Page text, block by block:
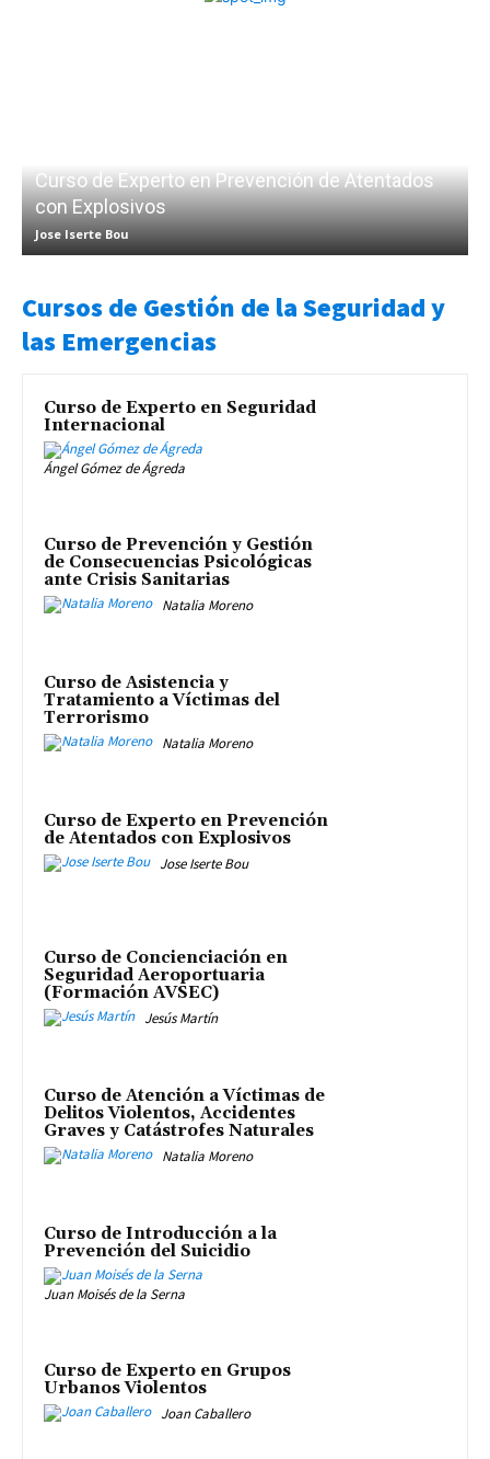
Curso de Experto en Prevención de Atentados
con Explosivos
Jose Iserte Bou
Cursos de Gestión de la Seguridad y
las Emergencias
Curso de Experto en Seguridad
Internacional
Ángel Gómez de Ágreda
Curso de Prevención y Gestión
de Consecuencias Psicológicas
ante Crisis Sanitarias
Natalia Moreno
Curso de Asistencia y
Tratamiento a Víctimas del
Terrorismo
Natalia Moreno
Curso de Experto en Prevención
de Atentados con Explosivos
Jose Iserte Bou
Curso de Concienciación en
Seguridad Aeroportuaria
(Formación AVSEC)
Jesús Martín
Curso de Atención a Víctimas de
Delitos Violentos, Accidentes
Graves y Catástrofes Naturales
Natalia Moreno
Curso de Introducción a la
Prevención del Suicidio
Juan Moisés de la Serna
Curso de Experto en Grupos
Urbanos Violentos
Joan Caballero